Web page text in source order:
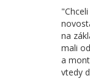
na
mali
a
vtedy